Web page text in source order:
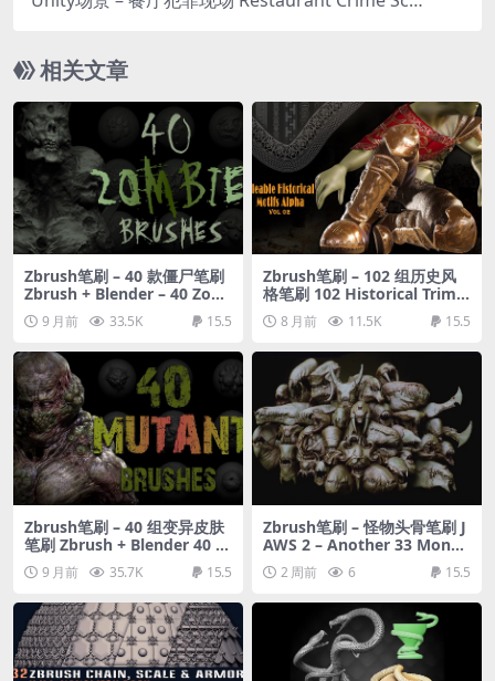
相关文章
Zbrush笔刷 – 40 款僵尸笔刷
Zbrush + Blender – 40 Zom
bie VDM Brush
9 月前 33.5K 15.5
Zbrush笔刷 – 102 组历史风
格笔刷 102 Historical Trim B
rush Alphas for Zbrush/ Bl
ender/substance Painter v
ol.02
8 月前 11.5K 15.5
Zbrush笔刷 – 40 组变异皮肤
笔刷 Zbrush + Blender 40 M
utant Brush + Alphas
9 月前 35.7K 15.5
Zbrush笔刷 – 怪物头骨笔刷 J
AWS 2 – Another 33 Monst
er Mouths & Skulls IMM Br
ush2 周前 6 15.5